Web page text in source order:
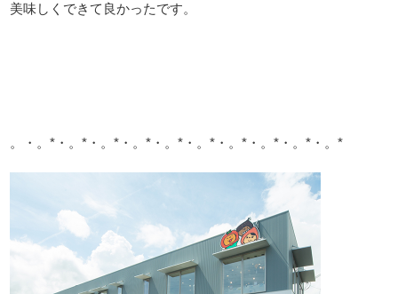
美味しくできて良かったです。
。・。*・。*・。*・。*・。*・。*・。*・。*・。*・。*